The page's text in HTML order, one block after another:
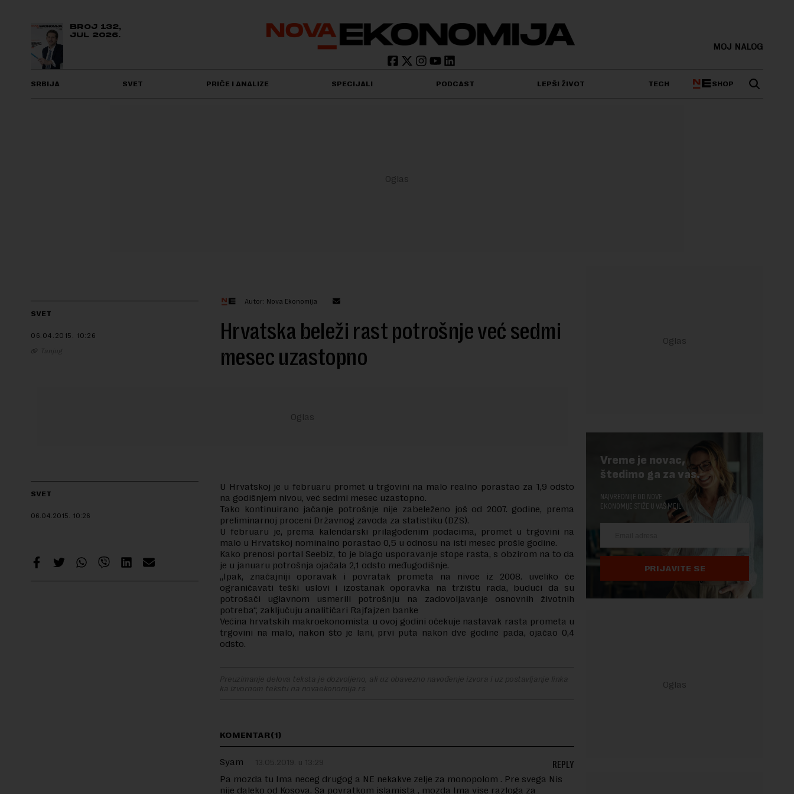
BROJ 132,
JUL 2026.
MOJ NALOG
SRBIJA SVET PRIČE I ANALIZE SPECIJALI PODCAST LEPŠI ŽIVOT TECH SHOP
SVET
06.04.2015. 10:26
Tanjug
Autor: Nova Ekonomija
Hrvatska beleži rast potrošnje već sedmi
mesec uzastopno
SVET
06.04.2015. 10:26
U Hrvatskoj je u februaru promet u trgovini na malo realno porastao za 1,9 odsto
na godišnjem nivou, već sedmi mesec uzastopno.
Tako kontinuirano jačanje potrošnje nije zabeleženo još od 2007. godine, prema
preliminarnoj proceni Državnog zavoda za statistiku (DZS).
U februaru je, prema kalendarski prilagođenim podacima, promet u trgovini na
malo u Hrvatskoj nominalno porastao 0,5 u odnosu na isti mesec prošle godine.
Kako prenosi portal Seebiz, to je blago usporavanje stope rasta, s obzirom na to da
je u januaru potrošnja ojačala 2,1 odsto međugodišnje.
„Ipak, značajniji oporavak i povratak prometa na nivoe iz 2008. uveliko će
ograničavati teški uslovi i izostanak oporavka na tržištu rada, budući da su
potrošači uglavnom usmerili potrošnju na zadovoljavanje osnovnih životnih
potreba“, zaključuju analitičari Rajfajzen banke
Većina hrvatskih makroekonomista u ovoj godini očekuje nastavak rasta prometa u
trgovini na malo, nakon što je lani, prvi puta nakon dve godine pada, ojačao 0,4
odsto.
Preuzimanje delova teksta je dozvoljeno, ali uz obavezno navođenje izvora i uz postavljanje linka
ka izvornom tekstu na novaekonomija.rs
KOMENTAR(1)
Syam 13.05.2019. u 13:29
Pa mozda tu Ima neceg drugog a NE nekakve zelje za monopolom . Pre svega Nis
nije daleko od Kosova. Sa povratkom islamista , mozda Ima vise razloga za
REPLY
Vreme je novac,
štedimo ga za vas.
NAJVREDNIJE OD NOVE
EKONOMIJE STIŽE U VAŠ MEJL.
PRIJAVITE SE